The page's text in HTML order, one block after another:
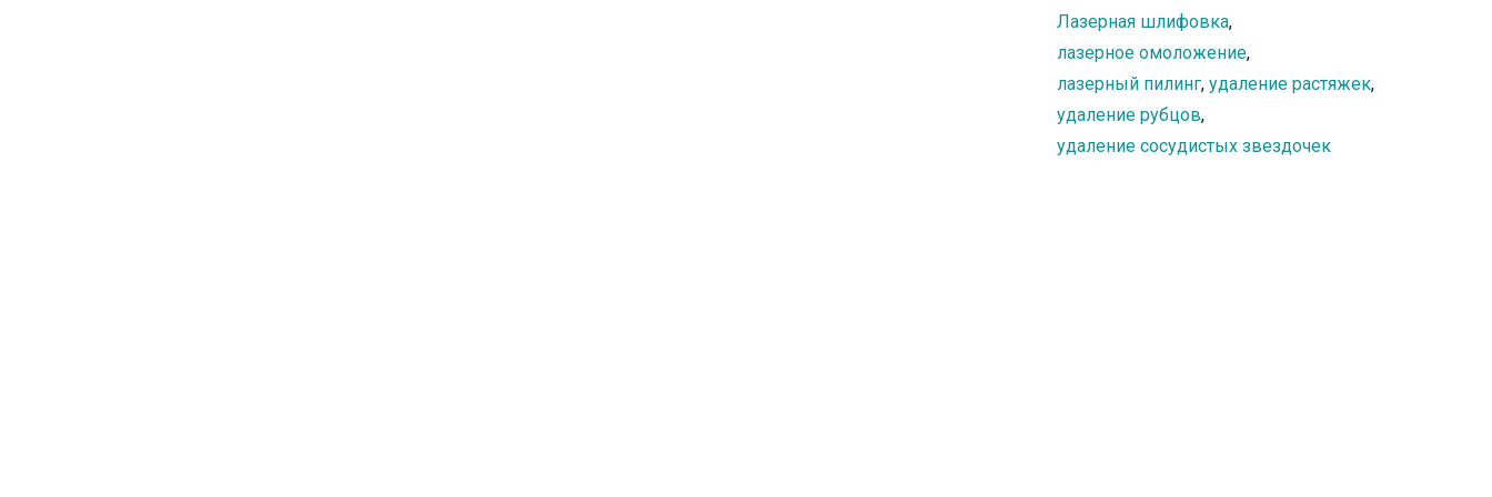
труднодоступном месте
Лазерная шлифовка,
лазерное омоложение,
лазерный пилинг, удаление растяжек,
удаление рубцов,
удаление сосудистых звездочек